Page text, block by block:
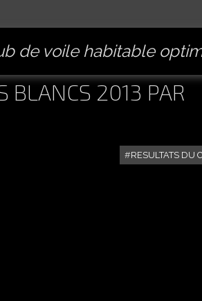
de voile habitable
BLANCS 2013 PAR
RESULTATS DU